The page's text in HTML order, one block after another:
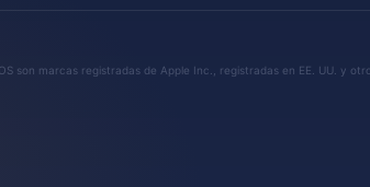
son marcas registradas de Apple Inc., registradas en EE. UU. y